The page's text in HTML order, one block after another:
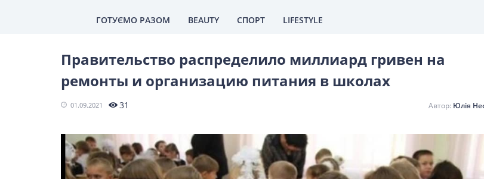
ГОТУЄМО РАЗОМ BEAUTY СПОРТ LIFESTYLE
Головні новини Політика Київ
НОВИНИ СВІТУ
Правительство распределило миллиард гривен на
ремонты и организацию питания в школах
01.09.2021 31 Юлія